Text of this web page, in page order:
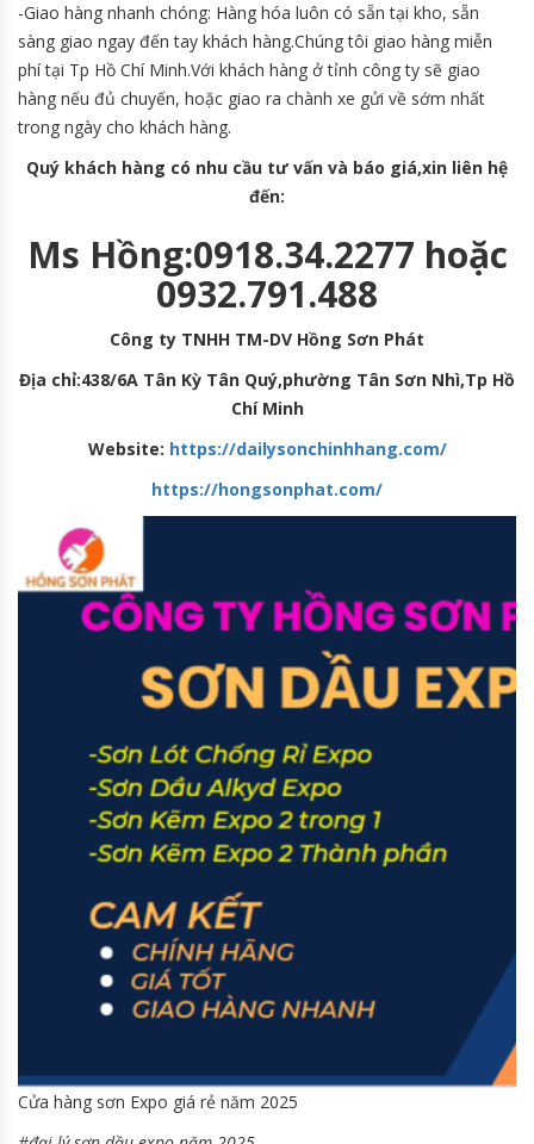
-Giao hàng nhanh chóng: Hàng hóa luôn có sẵn tại kho, sẵn
sàng giao ngay đến tay khách hàng.Chúng tôi giao hàng miễn
phí tại Tp Hồ Chí Minh.Với khách hàng ở tỉnh công ty sẽ giao
hàng nếu đủ chuyến, hoặc giao ra chành xe gửi về sớm nhất
trong ngày cho khách hàng.
Quý khách hàng có nhu cầu tư vấn và báo giá,xin liên hệ
đến:
Ms Hồng:0918.34.2277 hoặc
0932.791.488
Công ty TNHH TM-DV Hồng Sơn Phát
Địa chỉ:438/6A Tân Kỳ Tân Quý,phường Tân Sơn Nhì,Tp Hồ
Chí Minh
Website: https://dailysonchinhhang.com/
https://hongsonphat.com/
Cửa hàng sơn Expo giá rẻ năm 2025